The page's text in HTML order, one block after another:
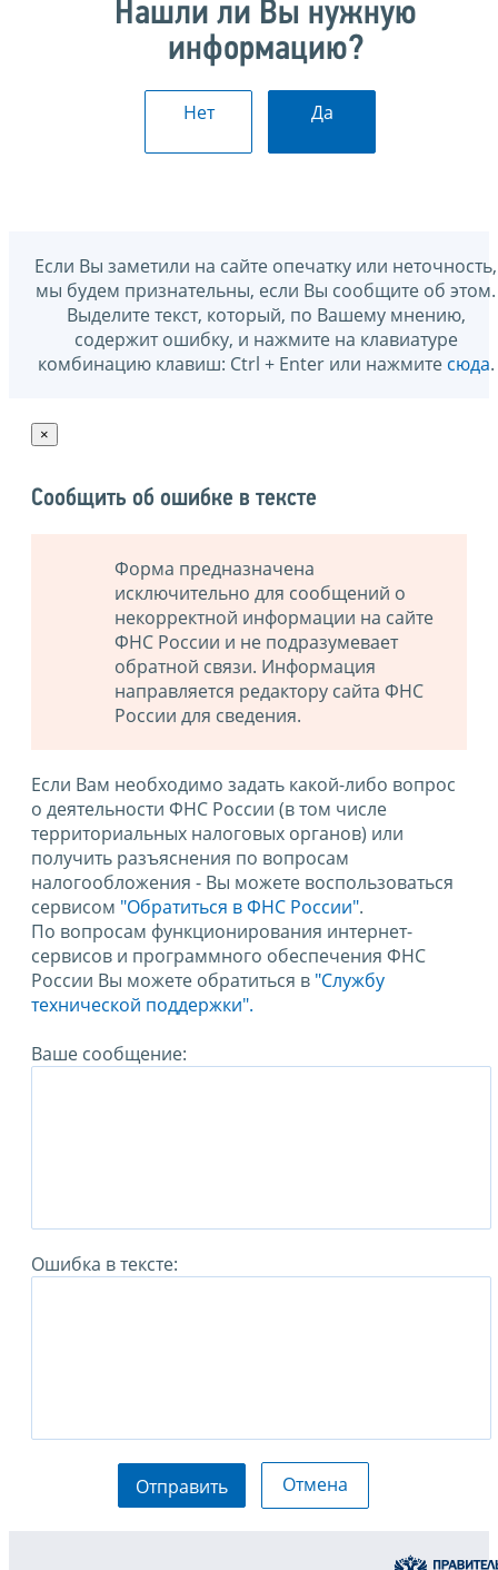
Нашли ли Вы нужную
информацию?
Нет Да
Если Вы заметили на сайте опечатку или неточность,
мы будем признательны, если Вы сообщите об этом.
Выделите текст, который, по Вашему мнению,
содержит ошибку, и нажмите на клавиатуре
комбинацию клавиш: Ctrl + Enter или нажмите сюда.
×
Сообщить об ошибке в тексте
Форма предназначена
исключительно для сообщений о
некорректной информации на сайте
ФНС России и не подразумевает
обратной связи. Информация
направляется редактору сайта ФНС
России для сведения.
Если Вам необходимо задать какой-либо вопрос
о деятельности ФНС России (в том числе
территориальных налоговых органов) или
получить разъяснения по вопросам
налогообложения - Вы можете воспользоваться
сервисом "Обратиться в ФНС России".
По вопросам функционирования интернет-
сервисов и программного обеспечения ФНС
России Вы можете обратиться в "Службу
технической поддержки".
Ваше сообщение:
Ошибка в тексте:
Отправить Отмена